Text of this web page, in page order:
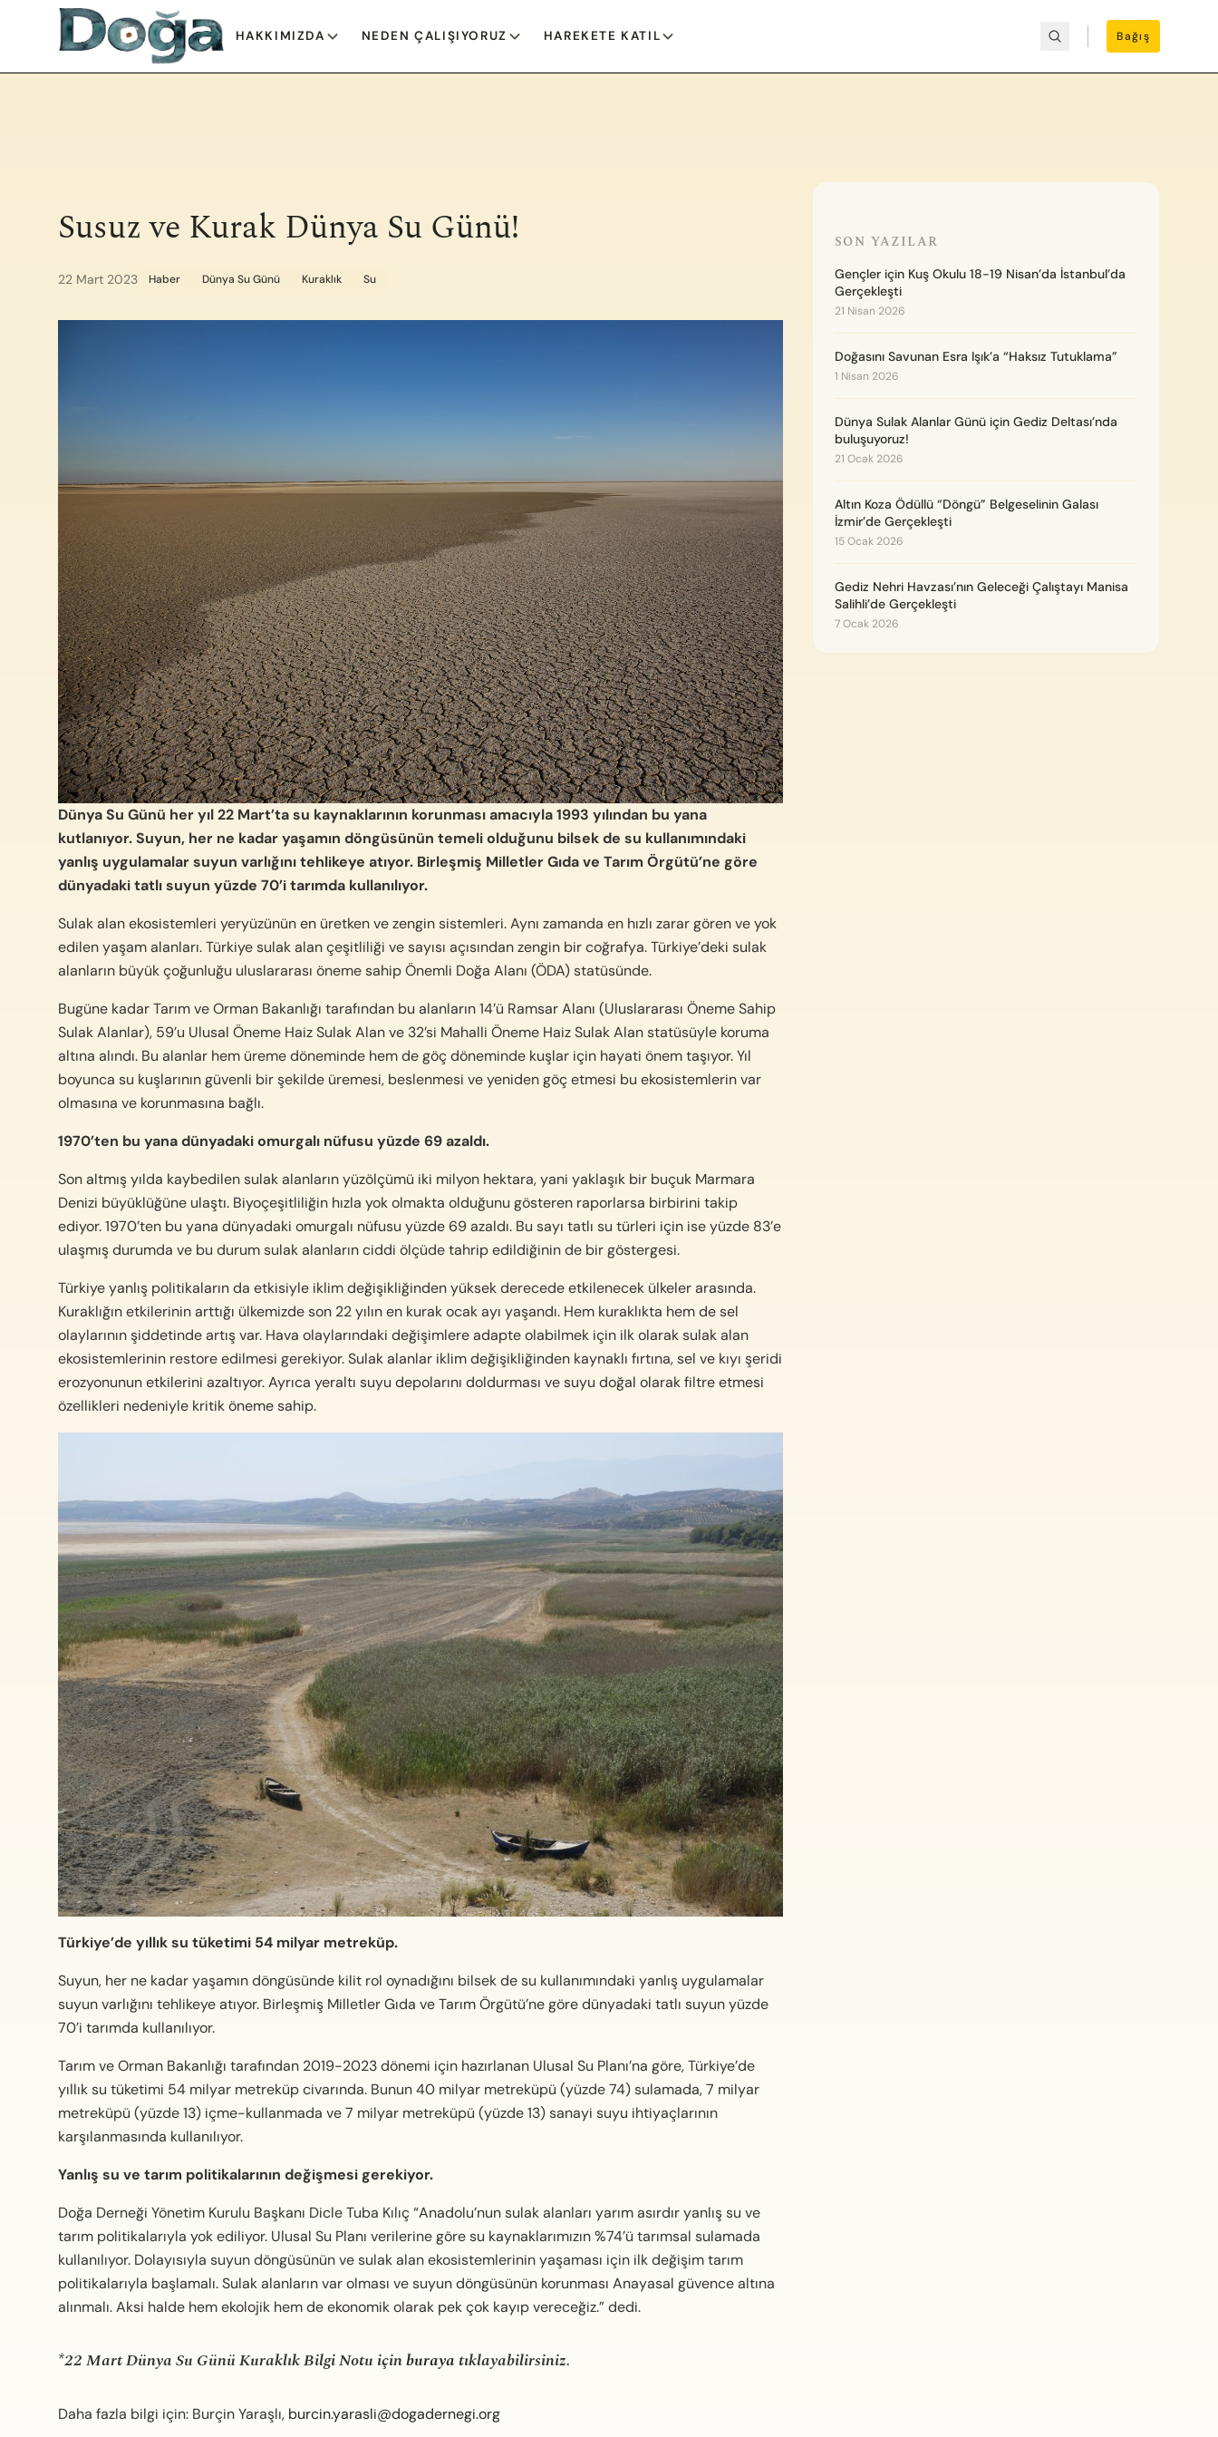
İçeriğe geç
HAKKIMIZDA NEDEN ÇALIŞIYORUZ HAREKETE KATIL Bağış
Susuz ve Kurak Dünya Su Günü!
22 Mart 2023 Haber Dünya Su Günü Kuraklık Su
Dünya Su Günü her yıl 22 Mart’tasu kaynaklarının korunması amacıyla 1993 yılından bu yana
kutlanıyor.Suyun, her ne kadar yaşamın döngüsünün temeli olduğunu bilsek de su kullanımındaki
yanlış uygulamalar suyun varlığını tehlikeye atıyor. Birleşmiş Milletler Gıda ve Tarım Örgütü’ne göre
dünyadaki tatlı suyun yüzde 70’i tarımda kullanılıyor.
Sulak alan ekosistemleri yeryüzünün en üretken ve zengin sistemleri. Aynı zamanda en hızlı zarar gören ve yok
edilen yaşam alanları. Türkiye sulak alan çeşitliliği ve sayısı açısından zengin bir coğrafya. Türkiye’deki sulak
alanların büyük çoğunluğu uluslararası öneme sahip Önemli Doğa Alanı (ÖDA) statüsünde.
Bugüne kadar Tarım ve Orman Bakanlığı tarafından bu alanların 14’ü Ramsar Alanı (Uluslararası Öneme Sahip
Sulak Alanlar), 59’u Ulusal Öneme Haiz Sulak Alan ve 32’si Mahalli Öneme Haiz Sulak Alan statüsüyle koruma
altına alındı. Bu alanlar hem üreme döneminde hem de göç döneminde kuşlar için hayati önem taşıyor. Yıl
boyunca su kuşlarının güvenli bir şekilde üremesi, beslenmesi ve yeniden göç etmesi bu ekosistemlerin var
olmasına ve korunmasına bağlı.
1970’ten bu yana dünyadaki omurgalı nüfusu yüzde 69 azaldı.
Son altmış yılda kaybedilen sulak alanların yüzölçümü iki milyon hektara, yani yaklaşık bir buçuk Marmara
Denizi büyüklüğüne ulaştı. Biyoçeşitliliğin hızla yok olmakta olduğunu gösteren raporlarsa birbirini takip
ediyor. 1970’ten bu yana dünyadaki omurgalı nüfusu yüzde 69 azaldı. Bu sayı tatlı su türleri için ise yüzde 83’e
ulaşmış durumda ve bu durum sulak alanların ciddi ölçüde tahrip edildiğinin de bir göstergesi.
Türkiye yanlış politikaların da etkisiyle iklim değişikliğinden yüksek derecede etkilenecek ülkeler arasında.
Kuraklığın etkilerinin arttığı ülkemizde son 22 yılın en kurak ocak ayı yaşandı. Hem kuraklıkta hem de sel
olaylarının şiddetinde artış var. Hava olaylarındaki değişimlere adapte olabilmek için ilk olarak sulak alan
ekosistemlerinin restore edilmesi gerekiyor. Sulak alanlar iklim değişikliğinden kaynaklı fırtına, sel ve kıyı şeridi
erozyonunun etkilerini azaltıyor. Ayrıca yeraltı suyu depolarını doldurması ve suyu doğal olarak filtre etmesi
özellikleri nedeniyle kritik öneme sahip.
Türkiye’de yıllık su tüketimi 54 milyar metreküp.
Suyun, her ne kadar yaşamın döngüsünde kilit rol oynadığını bilsek de su kullanımındaki yanlış uygulamalar
suyun varlığını tehlikeye atıyor. Birleşmiş Milletler Gıda ve Tarım Örgütü’ne göre dünyadaki tatlı suyun yüzde
70’i tarımda kullanılıyor.
Tarım ve Orman Bakanlığı tarafından 2019-2023 dönemi için hazırlanan Ulusal Su Planı’na göre, Türkiye’de
yıllık su tüketimi 54 milyar metreküp civarında. Bunun 40 milyar metreküpü (yüzde 74) sulamada, 7 milyar
metreküpü (yüzde 13) içme-kullanmada ve 7 milyar metreküpü (yüzde 13) sanayi suyu ihtiyaçlarının
karşılanmasında kullanılıyor.
Yanlış su ve tarım politikalarının değişmesi gerekiyor.
Doğa Derneği Yönetim Kurulu Başkanı Dicle Tuba Kılıç “Anadolu’nun sulak alanları yarım asırdır yanlış su ve
tarım politikalarıyla yok ediliyor. Ulusal Su Planı verilerine göre su kaynaklarımızın %74’ü tarımsal sulamada
kullanılıyor. Dolayısıyla suyun döngüsünün ve sulak alan ekosistemlerinin yaşaması için ilk değişim tarım
politikalarıyla başlamalı. Sulak alanların var olması ve suyun döngüsünün korunması Anayasal güvence altına
alınmalı. Aksi halde hem ekolojik hem de ekonomik olarak pek çok kayıp vereceğiz.” dedi.
*22 Mart Dünya Su Günü Kuraklık Bilgi Notu içinburaya tıklayabilirsiniz.
Daha fazla bilgi için: Burçin Yaraşlı, burcin.yarasli@dogadernegi.org
SON YAZILAR
Gençler için Kuş Okulu 18-19 Nisan’da İstanbul’da
Gerçekleşti
21 Nisan 2026
Doğasını Savunan Esra Işık’a “Haksız Tutuklama”
1 Nisan 2026
Dünya Sulak Alanlar Günü için Gediz Deltası’nda
buluşuyoruz!
21 Ocak 2026
Altın Koza Ödüllü “Döngü” Belgeselinin Galası
İzmir’de Gerçekleşti
15 Ocak 2026
Gediz Nehri Havzası’nın Geleceği Çalıştayı Manisa
Salihli’de Gerçekleşti
7 Ocak 2026